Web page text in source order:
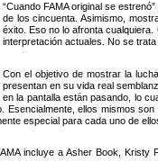
“Cuando FAMA original se
de los cincuenta. Asimismo,
éxito. Eso no lo afronta
interpretación actuales. No se
Con el objetivo de mostrar la
presentan en su vida real
en la pantalla están pasando, lo
Esencialmente, ellos mismos
especial para cada uno de
incluye a Asher Book, Kristy